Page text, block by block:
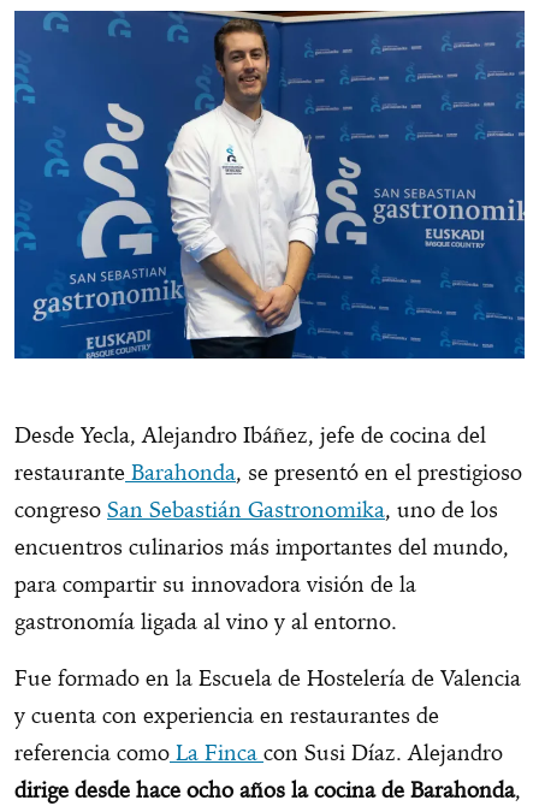
Desde Yecla, Alejandro Ibáñez, jefe de cocina del
restaurante Barahonda, se presentó en el prestigioso
congreso San Sebastián Gastronomika, uno de los
encuentros culinarios más importantes del mundo,
para compartir su innovadora visión de la
gastronomía ligada al vino y al entorno.
Fue formado en la Escuela de Hostelería de Valencia
y cuenta con experiencia en restaurantes de
referencia como La Finca con Susi Díaz. Alejandro
dirige desde hace ocho años la cocina de Barahonda,